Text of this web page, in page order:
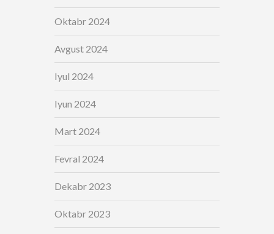
Oktabr 2024
Avgust 2024
Iyul 2024
Iyun 2024
Mart 2024
Fevral 2024
Dekabr 2023
Oktabr 2023